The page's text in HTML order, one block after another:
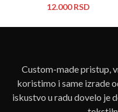
12.000RSD
Custom-made pristup,
koristimo i same izrade
iskustvo u radu dovelo je